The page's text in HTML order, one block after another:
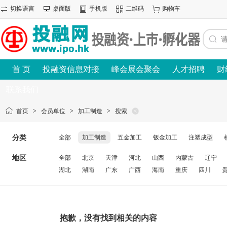
切换语言 桌面版 手机版 二维码 购物车
首 页 投融资信息对接 峰会展会聚会 人才招聘 财
首页 > 会员单位 > 加工制造 > 搜索
分类 全部 加工制造 五金加工 钣金加工 注塑成型
地区 全部 北京 天津 河北 山西 内蒙古
辽宁
湖北
湖南 广东 广西 海南 重庆 四川
抱歉，没有找到相关的内容